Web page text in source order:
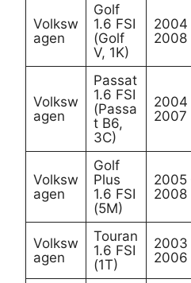
Volksw
agen
Golf
1.6 FSI
(Golf
V, 1K)
2004
2008
Volksw
agen
Passat
1.6 FSI
(Passa
t B6,
3C)
2004
2007
Volksw
agen
Golf
Plus
1.6 FSI
(5M)
2005
2008
Volksw
agen
Touran
1.6 FSI
(1T)
2003
2006